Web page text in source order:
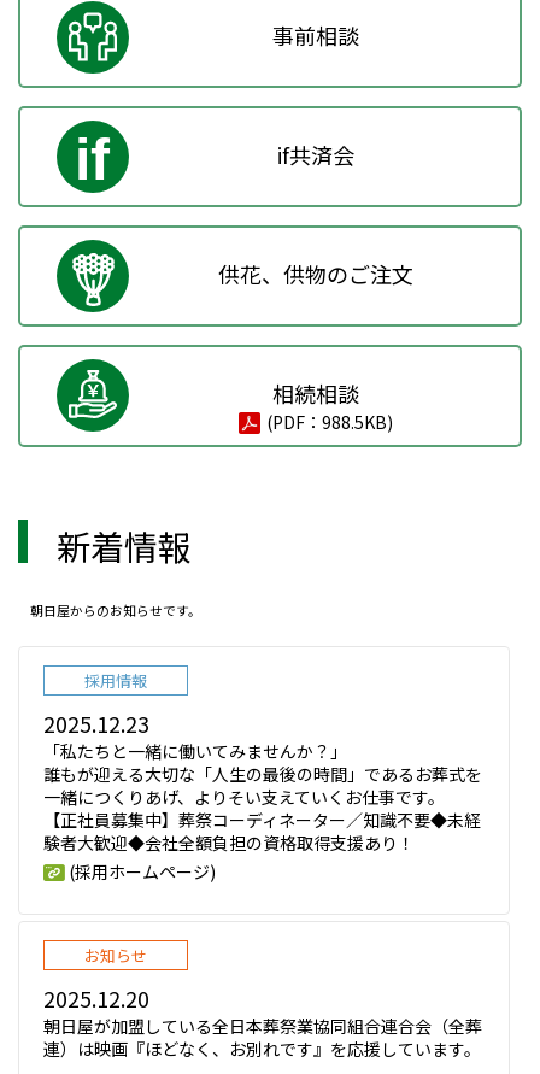
事前相談
if共済会
供花、供物のご注文
相続相談
(PDF：988.5KB)
新着情報
朝日屋からのお知らせです。
採用情報
2025.12.23
「私たちと一緒に働いてみませんか？」
誰もが迎える大切な「人生の最後の時間」であるお葬式を
一緒につくりあげ、よりそい支えていくお仕事です。
【正社員募集中】葬祭コーディネーター／知識不要◆未経
験者大歓迎◆会社全額負担の資格取得支援あり！
(採用ホームページ)
お知らせ
2025.12.20
朝日屋が加盟している全日本葬祭業協同組合連合会（全葬
連）は映画『ほどなく、お別れです』を応援しています。